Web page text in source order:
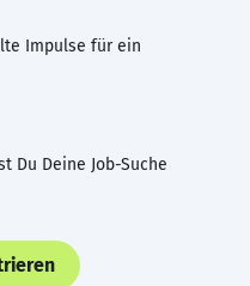
Impulse für ein
Du Deine Job-Suche